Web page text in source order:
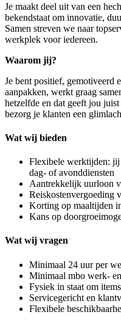
Je maakt deel uit van een
bekendstaat om innovatie,
Samen streven we naar
werkplek voor iedereen.
Waarom jij?
Je bent positief, gemotiveerd
aanpakken, werkt graag
hetzelfde en dat geeft jou
bezorg je klanten een
Wat wij bieden
Flexibele werktijden:
dag- of avonddiensten
Aantrekkelijk uurloon
Reiskostenvergoeding
Korting op maaltijden
Kans op
Wat wij vragen
Minimaal 24 uur per
Minimaal mbo werk-
Fysiek in staat om
Servicegericht en
Flexibele